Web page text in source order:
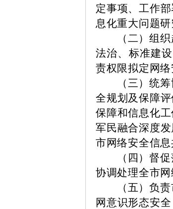
定事项、工作
息化重大问题
（二）组
法治、标准建
责权限拟定网
（三）统
全规划及保障
保障和信息化
军民融合深度
市网络安全信息
（四）督
协调处理全市
（五）负
网意识形态安